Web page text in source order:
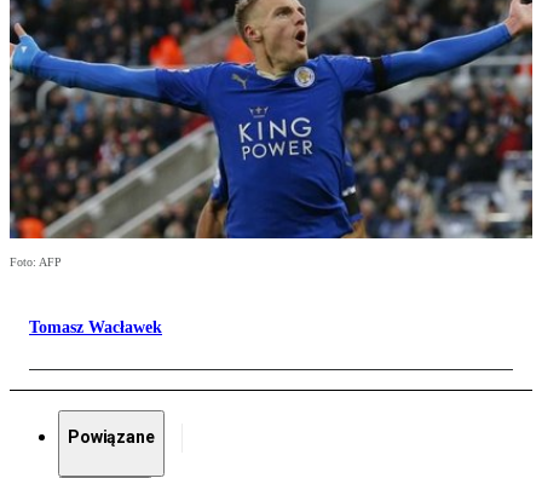
Foto: AFP
Tomasz Wacławek
Powiązane